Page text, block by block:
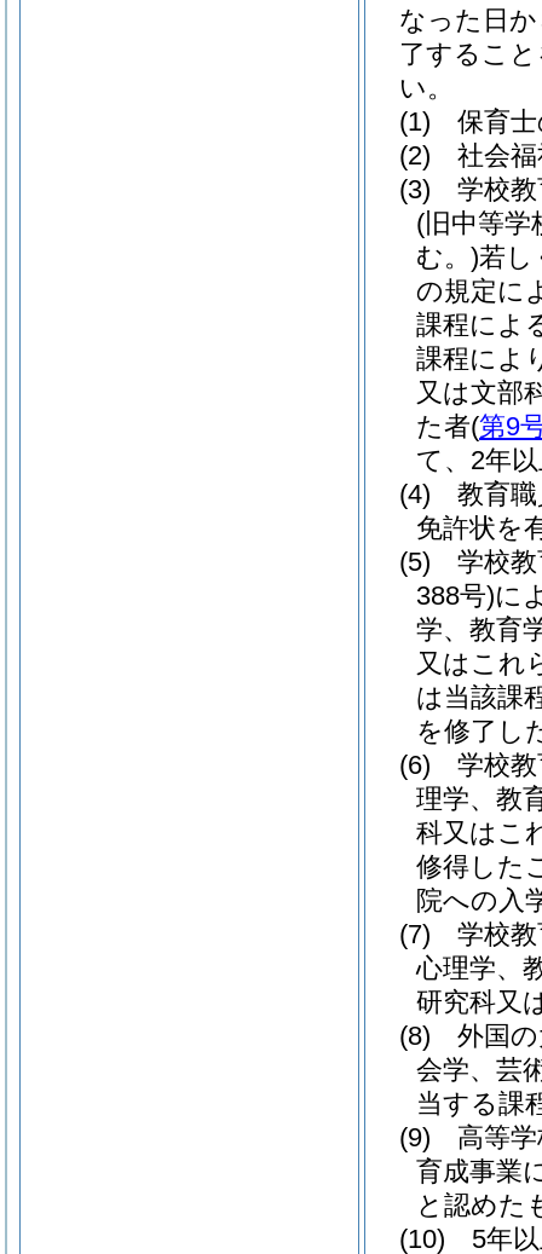
なった日
了するこ
い。
(1)
保育
(2)
社会
(3)
学校
(旧中等学
む。)若し
の規定に
課程によ
課程によ
又は文部
た者(第9
て、2年
(4)
教育
免許状を
(5)
学校
388号)に
学、教育
又はこれ
は当該課
を修了し
(6)
学校
理学、教
科又はこ
修得した
院への入
(7)
学校
心理学、
研究科又
(8)
外国
会学、芸
当する課
(9)
高等
育成事業
と認めた
(10)
5年